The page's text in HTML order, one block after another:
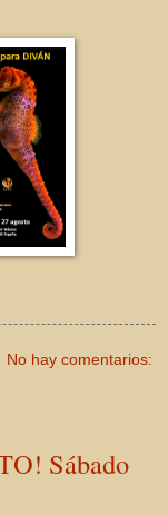
No hay comentarios:
Sábado